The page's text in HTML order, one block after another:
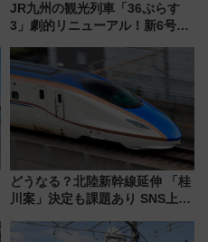
JR九州の観光列車「36ぷらす
3」劇的リニューアル！新6号車
別 “プレミアムランチ”導入･ル
ートや価格など解説
どうなる？北陸新幹線延伸 「桂
川案」決定も課題あり SNS上の